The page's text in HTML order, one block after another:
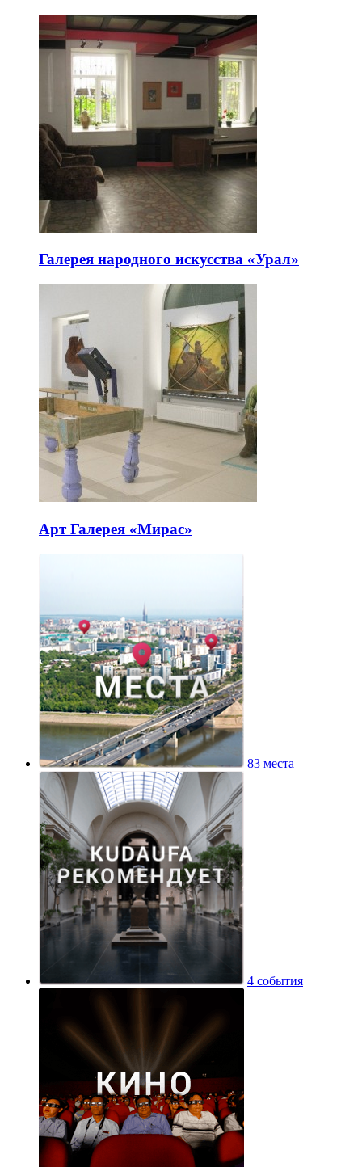
Галерея народного искусства «Урал»
Арт Галерея «Мирас»
83 места
4 события